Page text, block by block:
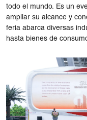
todo el mundo. Es un
ampliar su alcance y
feria abarca diversas
hasta bienes de